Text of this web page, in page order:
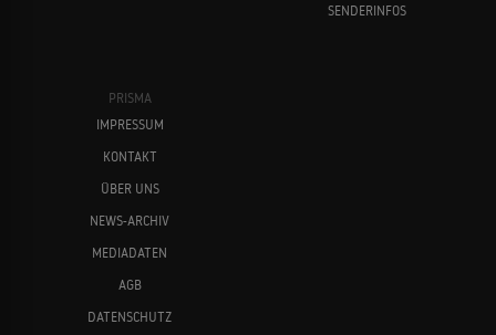
SENDERINFOS
PRISMA
IMPRESSUM
KONTAKT
ÜBER UNS
NEWS-ARCHIV
MEDIADATEN
AGB
DATENSCHUTZ